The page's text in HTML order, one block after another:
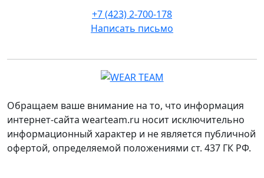
+7 (423) 2-700-178
Написать письмо
Обращаем ваше внимание на то, что информация
интернет-сайта wearteam.ru носит исключительно
информационный характер и не является публичной
офертой, определяемой положениями ст. 437 ГК РФ.